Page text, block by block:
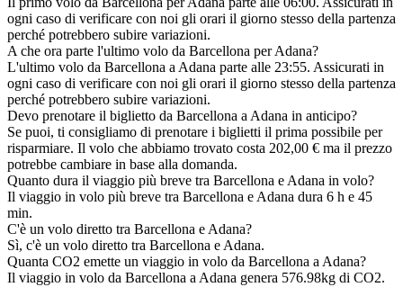
ogni caso di verificare con noi gli orari il giorno stesso della partenza
perché potrebbero subire variazioni.
A che ora parte l'ultimo volo da Barcellona per Adana?
L'ultimo volo da Barcellona a Adana parte alle 23:55. Assicurati in
ogni caso di verificare con noi gli orari il giorno stesso della partenza
perché potrebbero subire variazioni.
Devo prenotare il biglietto da Barcellona a Adana in anticipo?
Se puoi, ti consigliamo di prenotare i biglietti il prima possibile per
risparmiare. Il volo che abbiamo trovato costa 202,00 € ma il prezzo
potrebbe cambiare in base alla domanda.
Quanto dura il viaggio più breve tra Barcellona e Adana in volo?
Il viaggio in volo più breve tra Barcellona e Adana dura 6 h e 45
min.
C'è un volo diretto tra Barcellona e Adana?
Sì, c'è un volo diretto tra Barcellona e Adana.
Quanta CO2 emette un viaggio in volo da Barcellona a Adana?
Il viaggio in volo da Barcellona a Adana genera 576.98kg di CO2.